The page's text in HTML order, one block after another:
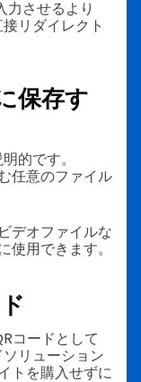
力させるより
リダイレクト
保存す
的です。
任意のファイル
デオファイルな
用できます。
コードとして
リューション
トを購入せずに